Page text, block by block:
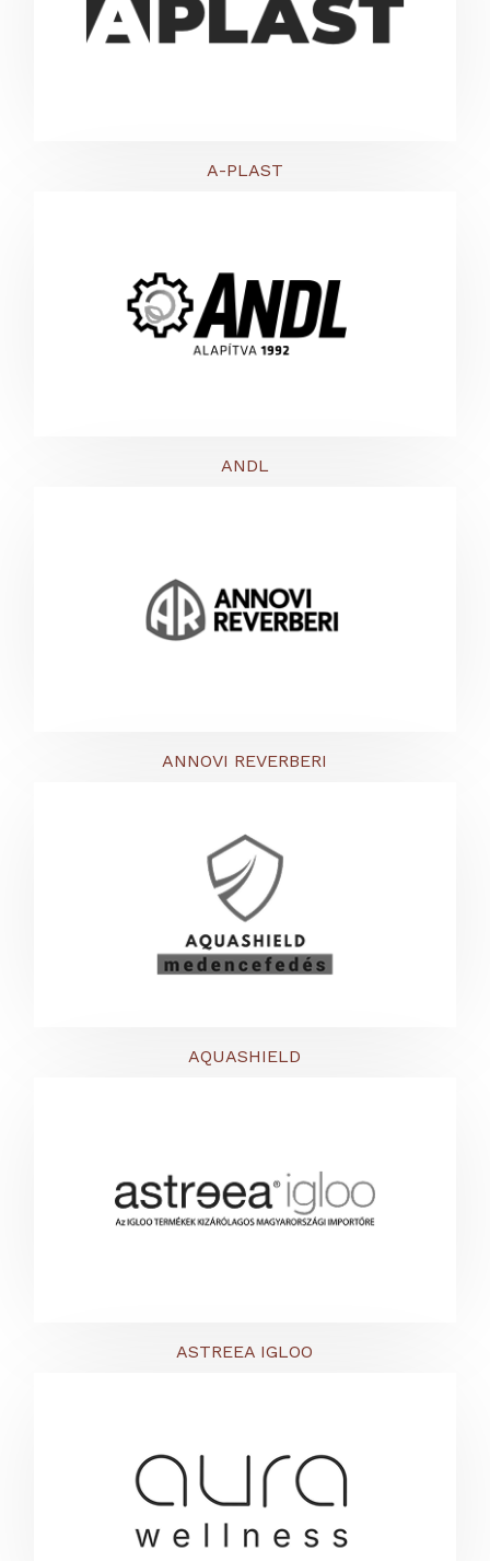
A-PLAST
ANDL
ANNOVI REVERBERI
AQUASHIELD
ASTREEA IGLOO